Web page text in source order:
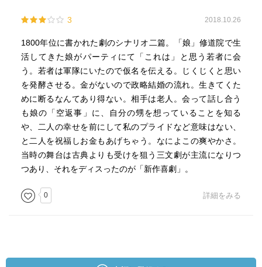
3 2018.10.26
1800年位に書かれた劇のシナリオ二篇。「娘」修道院で生
活してきた娘がパーティにて「これは」と思う若者に会
う。若者は軍隊にいたので仮名を伝える。じくじくと思い
を発酵させる。金がないので政略結婚の流れ。生きてくた
めに断るなんてあり得ない。相手は老人。会って話し合う
も娘の「空返事」に、自分の甥を想っていることを知る
や、二人の幸せを前にして私のプライドなど意味はない、
と二人を祝福しお金もあげちゃう。なによこの爽やかさ。
当時の舞台は古典よりも受けを狙う三文劇が主流になりつ
つあり、それをディスったのが「新作喜劇」。
0 詳細をみる